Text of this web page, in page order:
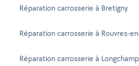
Réparation carrosserie à Bretigny
Réparation carrosserie à Rouvres-
Réparation carrosserie à Longchamp